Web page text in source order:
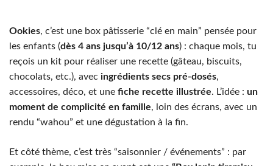
Ookies, c’est une box pâtisserie “clé en main” pensée pour
les enfants (dès 4 ans jusqu’à 10/12 ans) : chaque mois, tu
reçois un kit pour réaliser une recette (gâteau, biscuits,
chocolats, etc.), avec ingrédients secs pré-dosés,
accessoires, déco, et une fiche recette illustrée. L’idée : un
moment de complicité en famille, loin des écrans, avec un
rendu “wahou” et une dégustation à la fin.
Et côté thème, c’est très “saisonnier / événements” : par